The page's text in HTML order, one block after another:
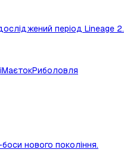
період Lineage 2.
МаєтокРиболовля
нового покоління.